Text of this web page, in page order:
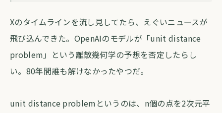
forva AI コラム編集部・2026年5月21日・ 約4分
Xのタイムラインを流し見してたら、えぐいニュースが
飛び込んできた。OpenAIのモデルが「unit distance
problem」という離散幾何学の予想を否定したらし
い。80年間誰も解けなかったやつだ。
unit distance problemというのは、n個の点を2次元平